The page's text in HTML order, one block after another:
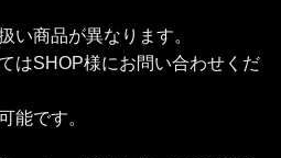
い商品が異なります。
はSHOP様にお問い合わせくだ
能です。